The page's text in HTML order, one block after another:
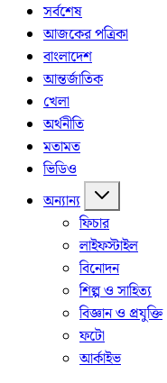
সর্বশেষ
আজকের পত্রিকা
বাংলাদেশ
আন্তর্জাতিক
খেলা
অর্থনীতি
মতামত
ভিডিও
অন্যান্য
ফিচার
লাইফস্টাইল
বিনোদন
শিল্প ও সাহিত্য
বিজ্ঞান ও প্রযুক্তি
ফটো
আর্কাইভ